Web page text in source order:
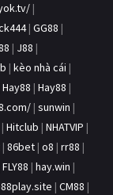
|
| GG88 |
| J88 |
| kèo nhà cái |
Hay88 | Hay88 |
| sunwin |
| Hitclub | NHATVIP |
| 86bet | o8 | rr88 |
FLY88 | hay.win |
| CM88 |